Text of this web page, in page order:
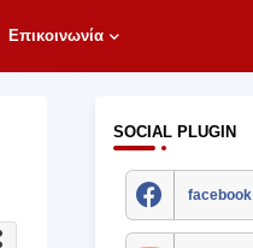
Επικοινωνία
SOCIAL PLUGIN
facebook